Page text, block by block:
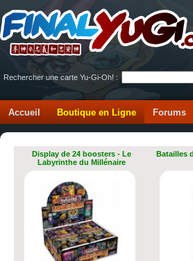
Rechercher une carte Yu-Gi-Oh! :
Accueil Boutique en Ligne Forums
Display de 24 boosters - Le
Labyrinthe du Millénaire
Batailles